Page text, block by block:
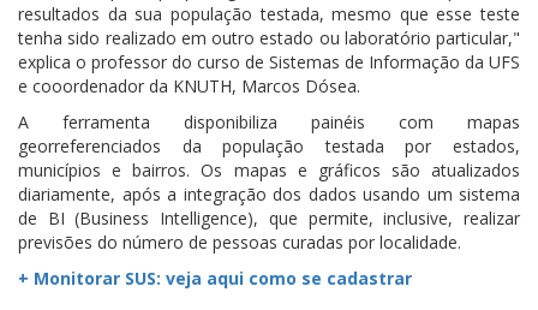
resultados da sua população testada, mesmo que esse teste
tenha sido realizado em outro estado ou laboratório particular,"
explica o professor do curso de Sistemas de Informação da UFS
e cooordenador da KNUTH, Marcos Dósea.
A ferramenta disponibiliza painéis com mapas
georreferenciados da população testada por estados,
municípios e bairros. Os mapas e gráficos são atualizados
diariamente, após a integração dos dados usando um sistema
de BI (Business Intelligence), que permite, inclusive, realizar
previsões do número de pessoas curadas por localidade.
+ Monitorar SUS: veja aqui como se cadastrar